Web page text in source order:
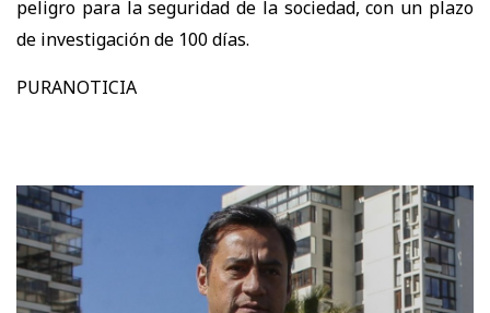
peligro para la seguridad de la sociedad, con un plazo
de investigación de 100 días.
PURANOTICIA